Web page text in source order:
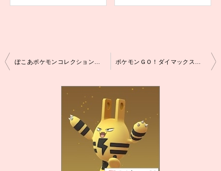
投
ぽこあポケモンコレクションチャレンジ１を達成すると？ ポケモンＧＯ！ダイマックスタイレーツはソロで倒せる？